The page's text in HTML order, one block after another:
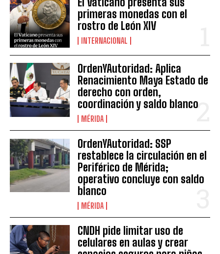
primeras monedas con el
rostro de León XIV
INTERNACIONAL
OrdenYAutoridad: Aplica
Renacimiento Maya Estado de
derecho con orden,
coordinación y saldo blanco
MÉRIDA
OrdenYAutoridad: SSP
restablece la circulación en el
Periférico de Mérida;
operativo concluye con saldo
blanco
MÉRIDA
CNDH pide limitar uso de
celulares en aulas y crear